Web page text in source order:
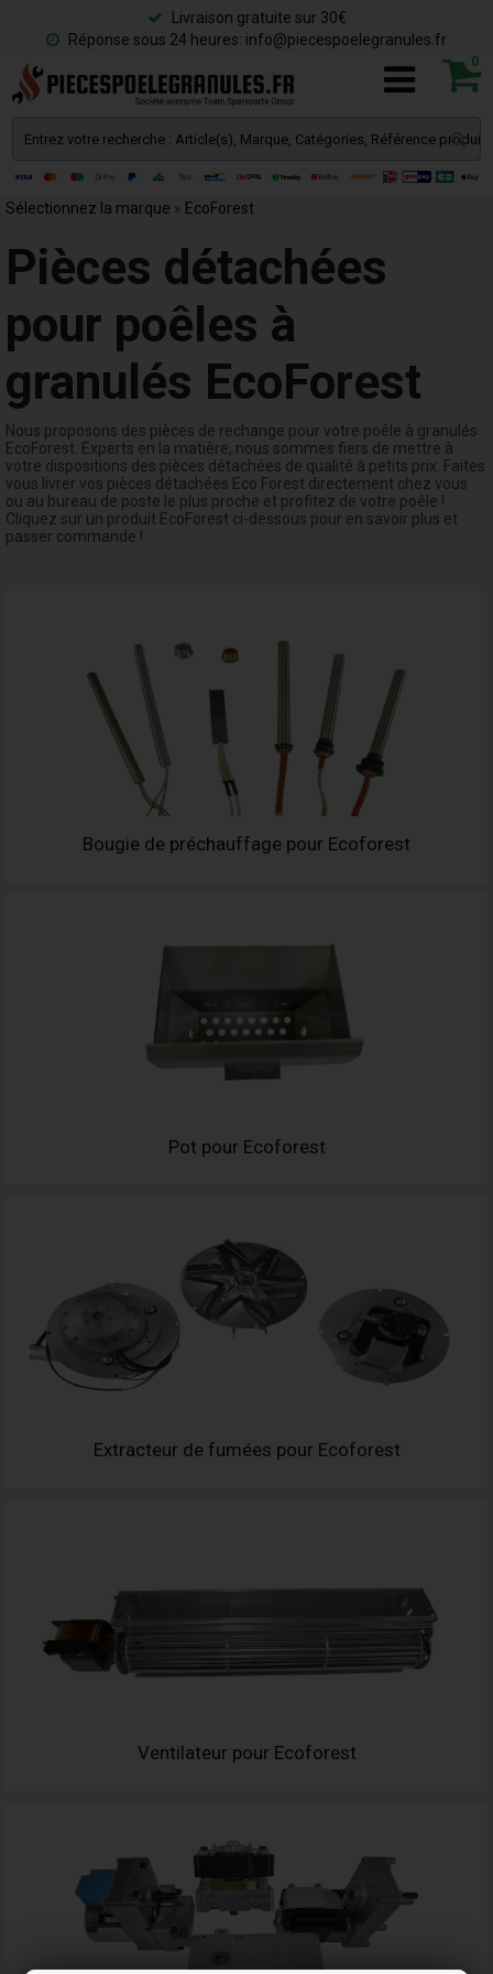
Livraison gratuite sur 30€
Réponse sous 24 heures: info@piecespoelegranules.fr
0
Sélectionnez la marque » EcoForest
Pièces détachées
pour poêles à
granulés EcoForest
Nous proposons des pièces de rechange pour votre poêle à granulés
EcoForest. Experts en la matière, nous sommes fiers de mettre à
votre dispositions des pièces détachées de qualité à petits prix. Faites
vous livrer vos pièces détachées Eco Forest directement chez vous
ou au bureau de poste le plus proche et profitez de votre poêle !
Cliquez sur un produit EcoForest ci-dessous pour en savoir plus et
passer commande !
Bougie de préchauffage pour Ecoforest
Pot pour Ecoforest
Extracteur de fumées pour Ecoforest
Ventilateur pour Ecoforest